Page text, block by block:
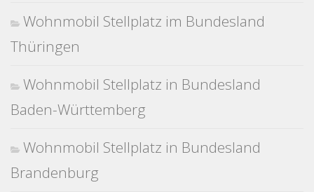
Wohnmobil Stellplatz im Bundesland
Thüringen
Wohnmobil Stellplatz in Bundesland
Baden-Württemberg
Wohnmobil Stellplatz in Bundesland
Brandenburg